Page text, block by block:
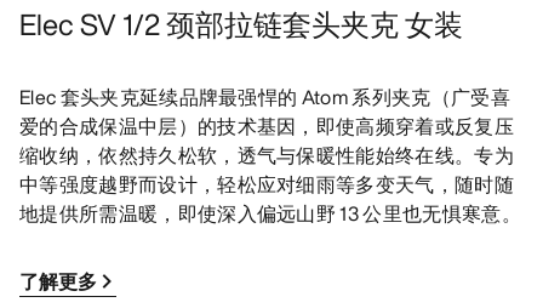
Elec SV 1/2 颈部拉链套头夹克 女装
Elec 套头夹克延续品牌最强悍的 Atom 系列夹克（广受喜
爱的合成保温中层）的技术基因，即使高频穿着或反复压
缩收纳，依然持久松软，透气与保暖性能始终在线。专为
中等强度越野而设计，轻松应对细雨等多变天气，随时随
地提供所需温暖，即使深入偏远山野 13 公里也无惧寒意。
了解更多